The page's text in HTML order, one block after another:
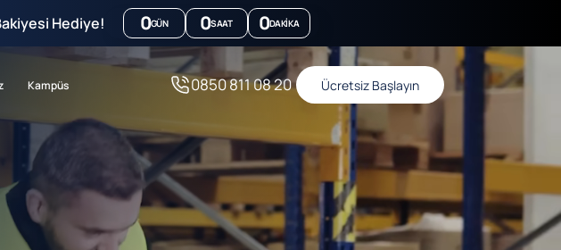
Hediye! 0GÜN 0SAAT 0DAKIKA
Kampüs 0850 811 08 20 Ücretsiz Başlayın